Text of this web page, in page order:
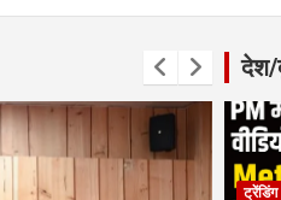
देश/
ट्रेंडिंग